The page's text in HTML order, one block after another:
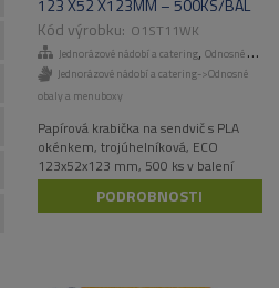
123 X52 X123MM – 500KS/BAL
O1ST11WK
Jednorázové nádobí a catering, Odnosné obaly a menuboxy
Jednorázové nádobí a catering->Odnosné
obaly a menuboxy
Papírová krabička na sendvič s PLA
okénkem, trojúhelníková, ECO
123x52x123 mm, 500 ks v balení
PODROBNOSTI